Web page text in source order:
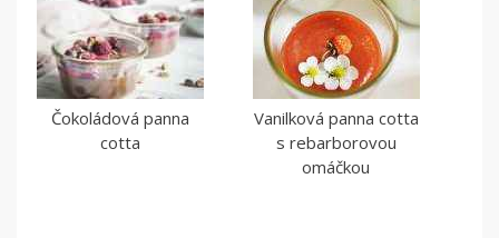
Čokoládová panna
cotta
Vanilková panna cotta
s rebarborovou
omáčkou